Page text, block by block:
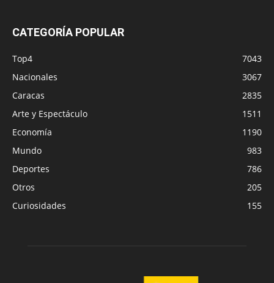
CATEGORÍA POPULAR
Top4
7043
Nacionales
3067
Caracas
2835
Arte y Espectáculo
1511
Economía
1190
Mundo
983
Deportes
786
Otros
205
Curiosidades
155